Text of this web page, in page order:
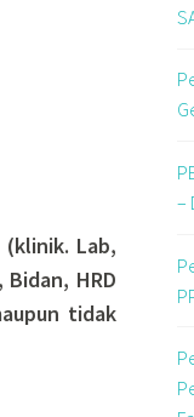
(klinik. Lab,
HRD
tidak
–